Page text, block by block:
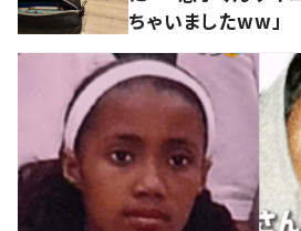
ちゃいましたww」